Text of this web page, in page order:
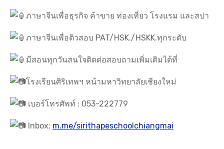
ภาษาจีนเพื่อธุรกิจ ค้าขาย ท่องเที่ยว โรงแรม และสปา
ภาษาจีนเพื่อติวสอบ PAT/HSK./HSKK.ทุกระดับ
มีสอนทุกวันสนใจติดต่อสอบถามเพิ่มเติมได้ที่
โรงเรียนศิริเทพฯ หน้ามหาวิทยาลัยเชียงใหม่
เบอร์โทรศัพท์ : 053-222779
Inbox: m.me/sirithapeschoolchiangmai